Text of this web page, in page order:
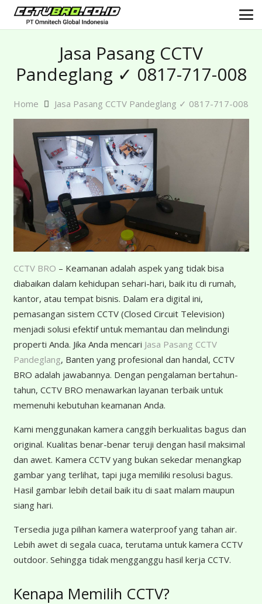
Jasa Pasang CCTV
Pandeglang ✓ 0817-717-008
Home Jasa Pasang CCTV Pandeglang ✓ 0817-717-008
CCTV BRO – Keamanan adalah aspek yang tidak bisa
diabaikan dalam kehidupan sehari-hari, baik itu di rumah,
kantor, atau tempat bisnis. Dalam era digital ini,
pemasangan sistem CCTV (Closed Circuit Television)
menjadi solusi efektif untuk memantau dan melindungi
properti Anda. Jika Anda mencari Jasa Pasang CCTV
Pandeglang, Banten yang profesional dan handal, CCTV
BRO adalah jawabannya. Dengan pengalaman bertahun-
tahun, CCTV BRO menawarkan layanan terbaik untuk
memenuhi kebutuhan keamanan Anda.
Kami menggunakan kamera canggih berkualitas bagus dan
original. Kualitas benar-benar teruji dengan hasil maksimal
dan awet. Kamera CCTV yang bukan sekedar menangkap
gambar yang terlihat, tapi juga memiliki resolusi bagus.
Hasil gambar lebih detail baik itu di saat malam maupun
siang hari.
Tersedia juga pilihan kamera waterproof yang tahan air.
Lebih awet di segala cuaca, terutama untuk kamera CCTV
outdoor. Sehingga tidak mengganggu hasil kerja CCTV.
Kenapa Memilih CCTV?